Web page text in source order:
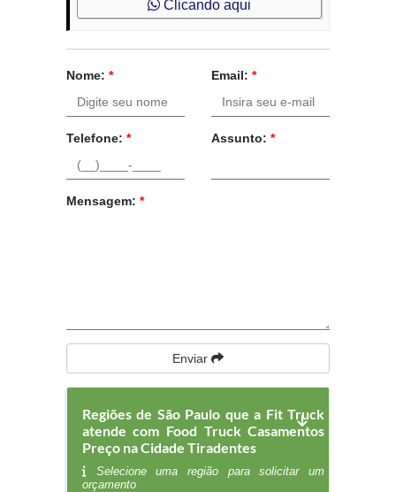
Clicando aqui
Nome: * Email: *
Telefone: * Assunto: *
Mensagem: *
Enviar
Regiões de São Paulo que a Fit Truck
atende com Food Truck Casamentos
Preço na Cidade Tiradentes
Selecione uma região para solicitar um
orçamento